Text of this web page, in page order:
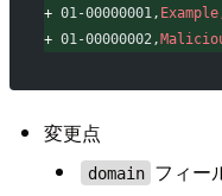
+ 01-00000001,
+ 01-00000002,
変更点
domain フィー